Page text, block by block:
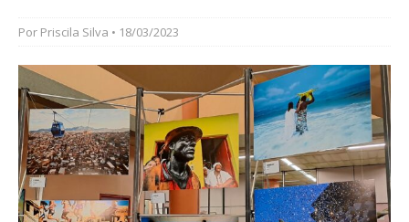
Por Priscila Silva • 18/03/2023